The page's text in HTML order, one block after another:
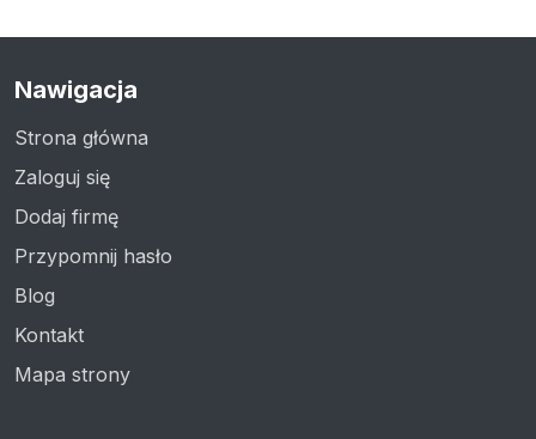
Nawigacja
Strona główna
Zaloguj się
Dodaj firmę
Przypomnij hasło
Blog
Kontakt
Mapa strony